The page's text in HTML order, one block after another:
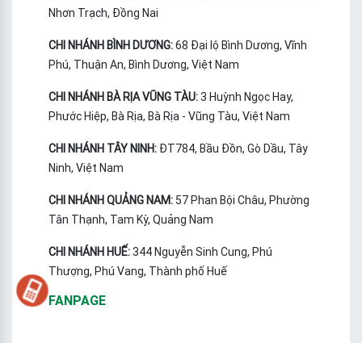
Nhơn Trạch, Đồng Nai
CHI NHÁNH BÌNH DƯƠNG:68 Đại lộ Bình Dương, Vĩnh
Phú, Thuận An, Bình Dương, Việt Nam
CHI NHÁNH BÀ RỊA VŨNG TÀU:3 Huỳnh Ngọc Hay,
Phước Hiệp, Bà Rịa, Bà Rịa - Vũng Tàu, Việt Nam
CHI NHÁNH TÂY NINH: ĐT784, Bầu Đồn, Gò Dầu, Tây
Ninh, Việt Nam
CHI NHÁNH QUẢNG NAM: 57 Phan Bội Châu, Phường
Tân Thạnh, Tam Kỳ, Quảng Nam
CHI NHÁNH HUẾ:344 Nguyễn Sinh Cung, Phú
Thượng, Phú Vang, Thành phố Huế
FANPAGE